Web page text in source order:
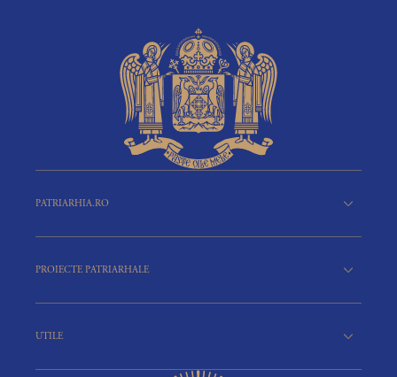
PATRIARHIA.RO
PROIECTE PATRIARHALE
UTILE